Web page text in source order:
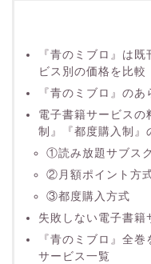
『青のミブロ』は
ビス別の価格を比較
『青のミブロ』の
電子書籍サービスの
制』『都度購入制』
①読み放題サブス
②月額ポイント方
③都度購入方式
失敗しない電子書籍
『青のミブロ』全
サービス一覧